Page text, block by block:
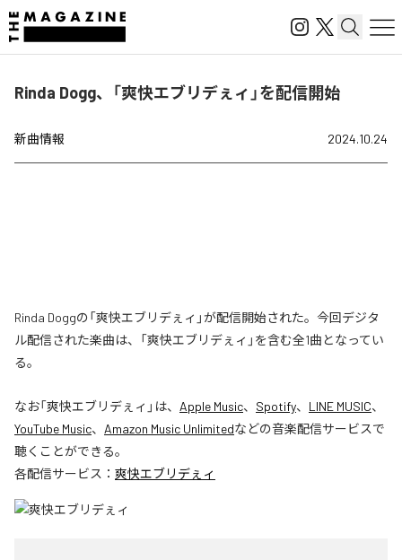
Rinda Dogg、「爽快エブリデぇィ」を配信開始
新曲情報 2024.10.24
Rinda Doggの「爽快エブリデぇィ」が配信開始された。今回デジタ
ル配信された楽曲は、「爽快エブリデぇィ」を含む全1曲となってい
る。
なお「爽快エブリデぇィ 」は、 Apple Music、 Spotify、 LINE MUSIC、
YouTube Music、 Amazon Music Unlimitedなどの音楽配信サービスで
聴くことができる。
各配信サービス： 爽快エブリデぇィ